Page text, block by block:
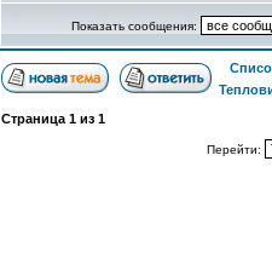
Показать сообщения:
Страница 1 из 1
Перейти: